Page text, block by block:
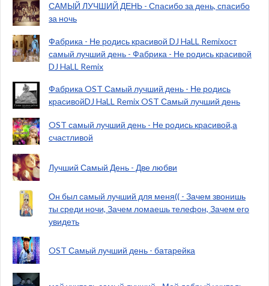
САМЫЙ ЛУЧШИЙ ДЕНЬ - Спасибо за день, спасибо
за ночь
Фабрика - Не родись красивой DJ HaLL Remixост
самый лучший день - Фабрика - Не родись красивой
DJ HaLL Remix
Фабрика OST Самый лучший день - Не родись
красивойDJ HaLL Remix OST Самый лучший день
OST самый лучший день - Не родись красивой,а
счастливой
Лучший Самый День - Две любви
Он был самый лучший для меня(( - Зачем звонишь
ты среди ночи, Зачем ломаешь телефон, Зачем его
увидеть
OST Самый лучший день - батарейка